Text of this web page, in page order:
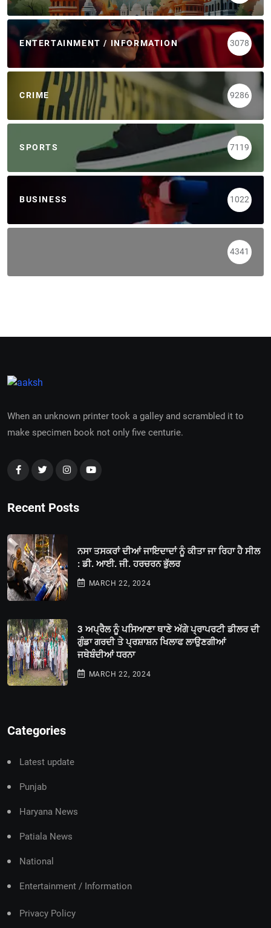
ENTERTAINMENT / INFORMATION 3078
CRIME 9286
SPORTS 7119
BUSINESS 1022
4341
When an unknown printer took a galley and scrambled it to
make specimen book not only five centurie.
Recent Posts
ਨਸਾ ਤਸਕਰਾਂ ਦੀਆਂ ਜਾਇਦਾਦਾਂ ਨੂੰ ਕੀਤਾ ਜਾ ਰਿਹਾ ਹੈ ਸੀਲ
: ਡੀ. ਆਈ. ਜੀ. ਹਰਚਰਨ ਭੁੱਲਰ
MARCH 22, 2024
3 ਅਪ੍ਰੈਲ ਨੂੰ ਪਸਿਆਣਾ ਥਾਣੇ ਅੱਗੇ ਪ੍ਰਾਪਰਟੀ ਡੀਲਰ ਦੀ
ਗੁੰਡਾ ਗਰਦੀ ਤੇ ਪ੍ਰਸ਼ਾਸ਼ਨ ਖਿਲਾਫ ਲਾਉਣਗੀਆਂ
ਜਥੇਬੰਦੀਆਂ ਧਰਨਾ
MARCH 22, 2024
Categories
Latest update
Punjab
Haryana News
Patiala News
National
Entertainment / Information
Privacy Policy